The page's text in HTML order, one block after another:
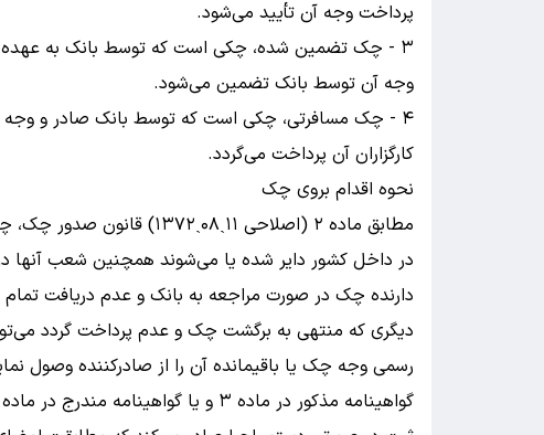
پرداخت وجه آن تأیید می‌شود.
۳ - چک تضمین شده، چکی است که توسط بانک به
وجه آن توسط بانک تضمین می‌شود.
۴ - چک مسافرتی، چکی است که توسط بانک صادر و
کارگزاران آن پرداخت می‌گردد.
نحوه اقدام بروی چک
مطابق ماده ۲ (اصلاحی
در داخل کشور دایر شده یا می‌شوند همچنین شعب آنها
دارنده چک در صورت مراجعه به بانک و عدم دریافت
دیگری که منتهی به برگشت چک و عدم پرداخت گردد
رسمی وجه چک یا باقیمانده آن را از صادرکننده وصول